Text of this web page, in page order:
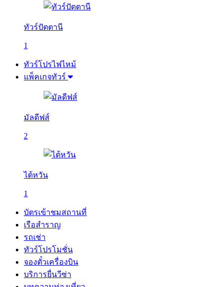
ทัวร์ปัตตานี
1
ทัวร์โปรไฟไหม้
แพ็คเกจทัวร์
มัลดีฟส์
2
ไต้หวัน
1
บัตรเข้าชมสถานที่
เรือสำราญ
รถเช่า
ทัวร์โปรโมชั่น
จองตั๋วเครื่องบิน
บริการยื่นวีซ่า